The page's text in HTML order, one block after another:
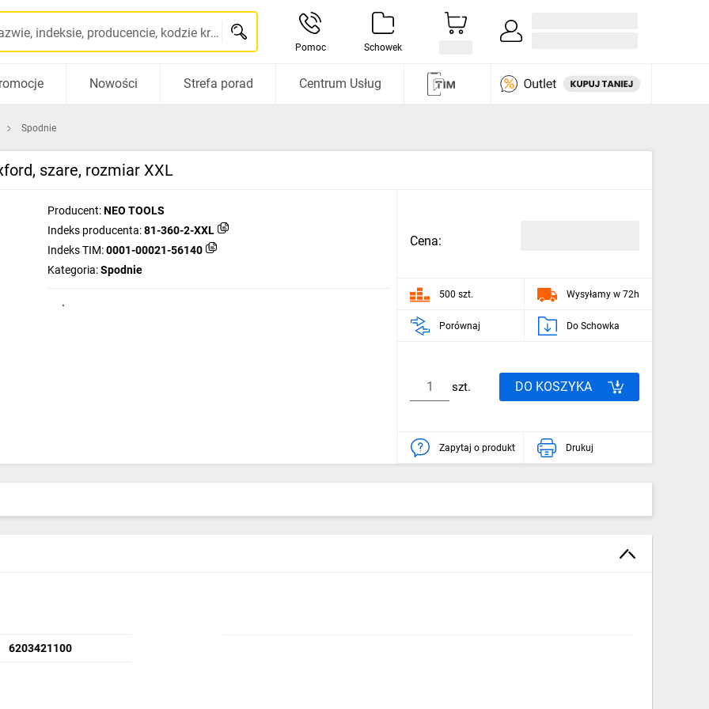
Szukaj po nazwie, indeksie, producencie, kodzie kreskowym...
Pomoc Schowek
Nowości Strefa porad Centrum Usług
Spodnie
szare, rozmiar XXL
Producent:NEO TOOLS
Indeks producenta:81-360-2-XXL
Indeks TIM:0001-00021-56140
Kategoria:Spodnie
Cena:
500 szt. Wysyłamy w 72h
Porównaj Do Schowka
szt. DO KOSZYKA
Zapytaj o produkt Drukuj
6203421100